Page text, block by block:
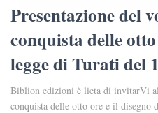
Presentazione del
conquista delle
legge di Turati del
Biblion edizioni è lieta di invitarVi
conquista delle otto ore e il disegno